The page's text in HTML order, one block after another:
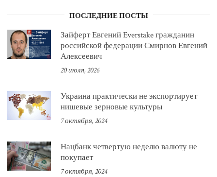
ПОСЛЕДНИЕ ПОСТЫ
Зайферт Евгений Everstake гражданин
российской федерации Смирнов Евгений
Алексеевич
20 июля, 2026
Украина практически не экспортирует
нишевые зерновые культуры
7 октября, 2024
Нацбанк четвертую неделю валюту не
покупает
7 октября, 2024